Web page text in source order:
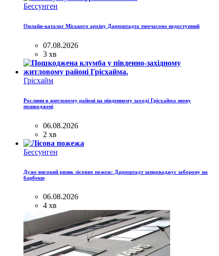
Бессунген
Онлайн-каталог Міського архіву Дармштадта тимчасово недоступний
07.08.2026
3 хв
Грісхайм
Рослини в житловому районі на південному заході Грісхайма знову
пошкоджені
06.08.2026
2 хв
Бессунген
Дуже високий ризик лісових пожеж: Дармштадт запроваджує заборону на
барбекю
06.08.2026
4 хв